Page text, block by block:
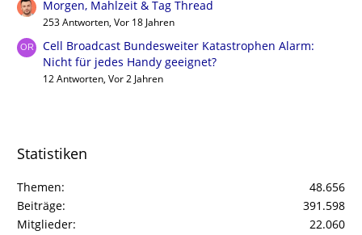
Morgen, Mahlzeit & Tag Thread
253 Antworten, Vor 18 Jahren
Cell Broadcast Bundesweiter Katastrophen Alarm:
Nicht für jedes Handy geeignet?
12 Antworten, Vor 2 Jahren
Statistiken
Themen
48.656
Beiträge
391.598
Mitglieder
22.060